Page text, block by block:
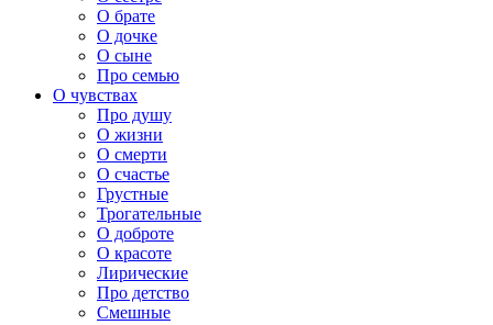
О брате
О дочке
О сыне
Про семью
О чувствах
Про душу
О жизни
О смерти
О счастье
Грустные
Трогательные
О доброте
О красоте
Лирические
Про детство
Смешные